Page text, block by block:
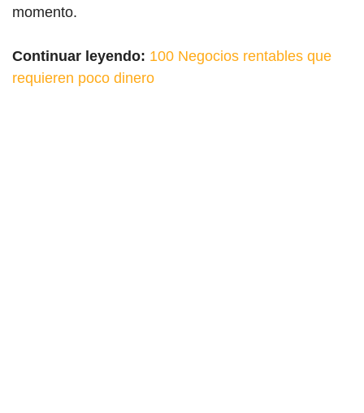
momento.
Continuar leyendo: 100 Negocios rentables que
requieren poco dinero